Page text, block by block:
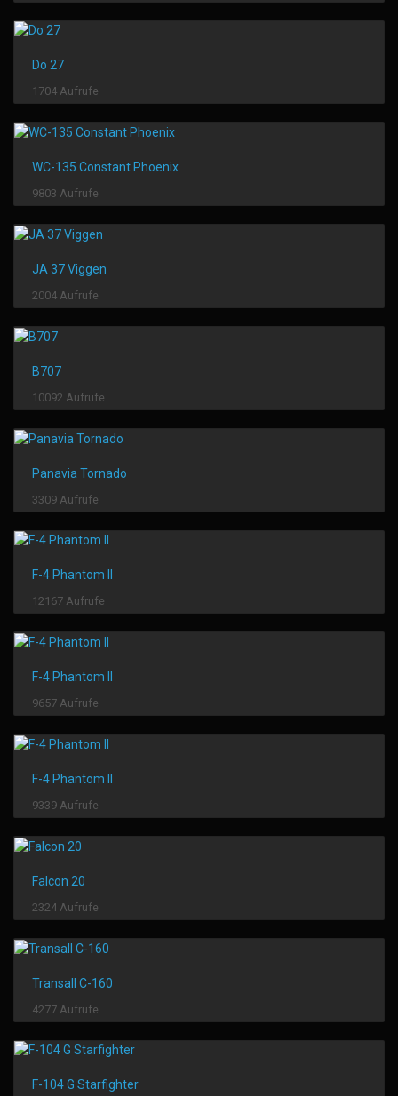
Do 27
1704 Aufrufe
WC-135 Constant Phoenix
9803 Aufrufe
JA 37 Viggen
2004 Aufrufe
B707
10092 Aufrufe
Panavia Tornado
3309 Aufrufe
F-4 Phantom II
12167 Aufrufe
F-4 Phantom II
9657 Aufrufe
F-4 Phantom II
9339 Aufrufe
Falcon 20
2324 Aufrufe
Transall C-160
4277 Aufrufe
F-104 G Starfighter